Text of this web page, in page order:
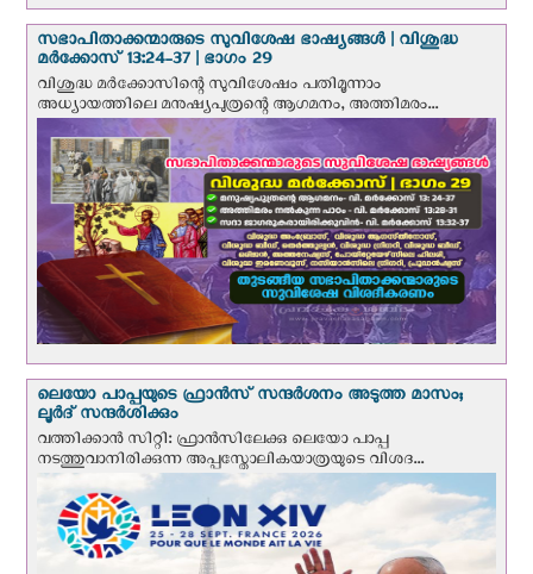
സഭാപിതാക്കന്മാരുടെ സുവിശേഷ ഭാഷ്യങ്ങള്‍ | വിശുദ്ധ
മര്‍ക്കോസ് 13:24-37 | ഭാഗം 29
വിശുദ്ധ മര്‍ക്കോസിന്റെ സുവിശേഷം പതിമൂന്നാം
അധ്യായത്തിലെ മനുഷ്യപുത്രന്റെ ആഗമനം, അത്തിമരം...
ലെയോ പാപ്പയുടെ ഫ്രാന്‍സ് സന്ദര്‍ശനം അടുത്ത മാസം;
ലൂര്‍ദ് സന്ദര്‍ശിക്കും
വത്തിക്കാന്‍ സിറ്റി: ഫ്രാൻസിലേക്കു ലെയോ പാപ്പ
നടത്തുവാനിരിക്കുന്ന അപ്പസ്തോലികയാത്രയുടെ വിശദ...